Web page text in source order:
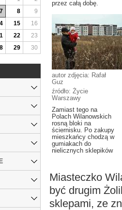
przez całą dobę.
autor zdjęcia: Rafał
Guz
źródło: Życie
Warszawy
Zamiast tego na
Polach Wilanowskich
rosną bloki na
ściernisku. Po zakupy
mieszkańcy chodzą w
gumiakach do
nielicznych sklepików
Miasteczko
być drugim
sklepami, ze
7 8
9
15
16
22
23
29 30